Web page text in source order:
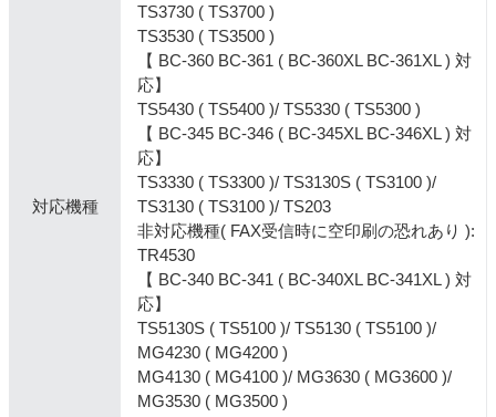
対応機種
TS3730 ( TS3700 )
TS3530 ( TS3500 )
【 BC-360 BC-361 ( BC-360XL BC-361XL ) 対
応】
TS5430 ( TS5400 )/ TS5330 ( TS5300 )
【 BC-345 BC-346 ( BC-345XL BC-346XL ) 対
応】
TS3330 ( TS3300 )/ TS3130S ( TS3100 )/
TS3130 ( TS3100 )/ TS203
非対応機種( FAX受信時に空印刷の恐れあり ):
TR4530
【 BC-340 BC-341 ( BC-340XL BC-341XL ) 対
応】
TS5130S ( TS5100 )/ TS5130 ( TS5100 )/
MG4230 ( MG4200 )
MG4130 ( MG4100 )/ MG3630 ( MG3600 )/
MG3530 ( MG3500 )